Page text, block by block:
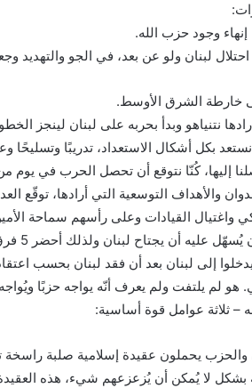
إنهاء وجود حزب الله.
احتلال لبنان ولو عن بعد، في الجو والتهديد
خارطة الشرق الأوسط.
بكل أشكال الاستعداد، تدريبًا وتسليحًا
إليها، كُنّا نتوقع أن تحصل الحرب في يوم
والأهداف التوسعية التي أرادها، توقّع
واغتيال القيادات وعلى رأسهم سماحة
إلى لبنان بعد أن فقد لبنان بحسب
هو لم يلتفت ولم يعرف أنّه يواجه حزبًا
– ثلاثة عوامل قوة أساسية:
والحزب يحملون عقيدة إسلامية صلبة راسخة
بشكل لا يُمكن أن يُزعزعهم شيء، هذه